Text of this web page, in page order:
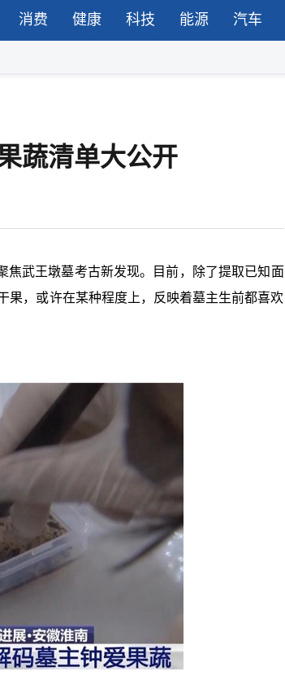
消费 健康 科技 能源 汽车
蔬清单大公开
焦武王墩墓考古新发现。目前，除了提取已知面
果，或许在某种程度上，反映着墓主生前都喜欢